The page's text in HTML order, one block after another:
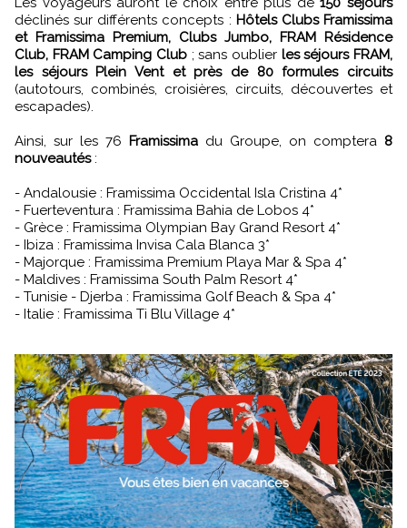
déclinés sur différents concepts : Hôtels Clubs Framissima
et Framissima Premium, Clubs Jumbo, FRAM Résidence
Club, FRAM Camping Club ; sans oublier les séjours FRAM,
les séjours Plein Vent et près de 80 formules circuits
(autotours, combinés, croisières, circuits, découvertes et
escapades).
Ainsi, sur les 76 Framissima du Groupe, on comptera 8
nouveautés:
- Andalousie : Framissima Occidental Isla Cristina 4*
- Fuerteventura : Framissima Bahia de Lobos 4*
- Grèce : Framissima Olympian Bay Grand Resort 4*
- Ibiza : Framissima Invisa Cala Blanca 3*
- Majorque : Framissima Premium Playa Mar & Spa 4*
- Maldives : Framissima South Palm Resort 4*
- Tunisie - Djerba : Framissima Golf Beach & Spa 4*
- Italie : Framissima Ti Blu Village 4*